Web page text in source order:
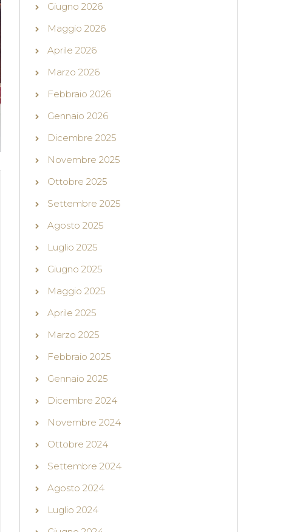
Giugno 2026
Maggio 2026
Aprile 2026
Marzo 2026
Febbraio 2026
Gennaio 2026
Dicembre 2025
Novembre 2025
Ottobre 2025
Settembre 2025
Agosto 2025
Luglio 2025
Giugno 2025
Maggio 2025
Aprile 2025
Marzo 2025
Febbraio 2025
Gennaio 2025
Dicembre 2024
Novembre 2024
Ottobre 2024
Settembre 2024
Agosto 2024
Luglio 2024